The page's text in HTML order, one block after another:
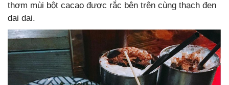
thơm mùi bột cacao được rắc bên trên cùng thạch đen
dai dai.